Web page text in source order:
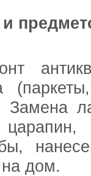
дом.